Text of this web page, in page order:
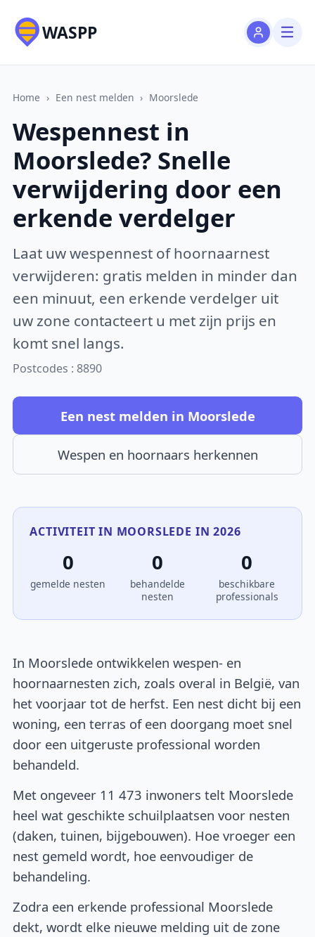
WASPP
Home › Een nest melden › Moorslede
Wespennest in
Moorslede? Snelle
verwijdering door een
erkende verdelger
Laat uw wespennest of hoornaarnest
verwijderen: gratis melden in minder dan
een minuut, een erkende verdelger uit
uw zone contacteert u met zijn prijs en
komt snel langs.
Postcodes : 8890
Een nest melden in Moorslede
Wespen en hoornaars herkennen
ACTIVITEIT IN MOORSLEDE IN 2026
0
gemelde nesten
0
behandelde
nesten
0
beschikbare
professionals
In Moorslede ontwikkelen wespen- en
hoornaarnesten zich, zoals overal in België, van
het voorjaar tot de herfst. Een nest dicht bij een
woning, een terras of een doorgang moet snel
door een uitgeruste professional worden
behandeld.
Met ongeveer 11 473 inwoners telt Moorslede
heel wat geschikte schuilplaatsen voor nesten
(daken, tuinen, bijgebouwen). Hoe vroeger een
nest gemeld wordt, hoe eenvoudiger de
behandeling.
Zodra een erkende professional Moorslede
dekt, wordt elke nieuwe melding uit de zone